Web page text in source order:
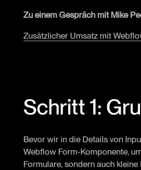
Zu einem Gespräch mit Mike
Zusätzlicher Umsatz mit
Schritt 1:
Bevor wir in die Details von
Webflow Form-Komponente,
Formulare, sondern auch